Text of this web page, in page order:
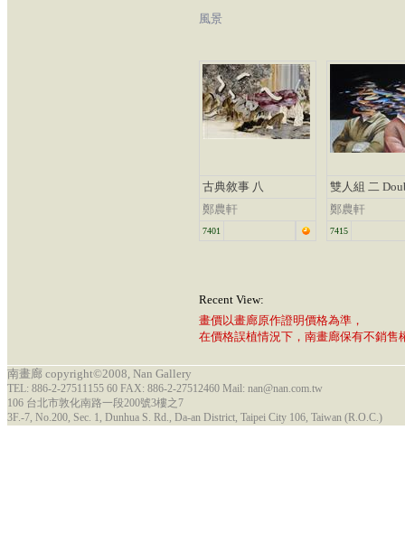
風景
古典敘事 八
鄭農軒
7401
雙人組 二
鄭農軒
7415
Recent View:
畫價以畫廊原作證明價格為準，
在價格誤植情況下，南畫廊保有不銷售
南畫廊 copyright©2008, Nan Gallery
TEL: 886-2-27511155 60 FAX: 886-2-27512460 Mail: nan@nan.com.tw
106 台北市敦化南路一段200號3樓之7
3F.-7, No.200, Sec. 1, Dunhua S. Rd., Da-an District, Taipei City 106, Taiwan (R.O.C.)